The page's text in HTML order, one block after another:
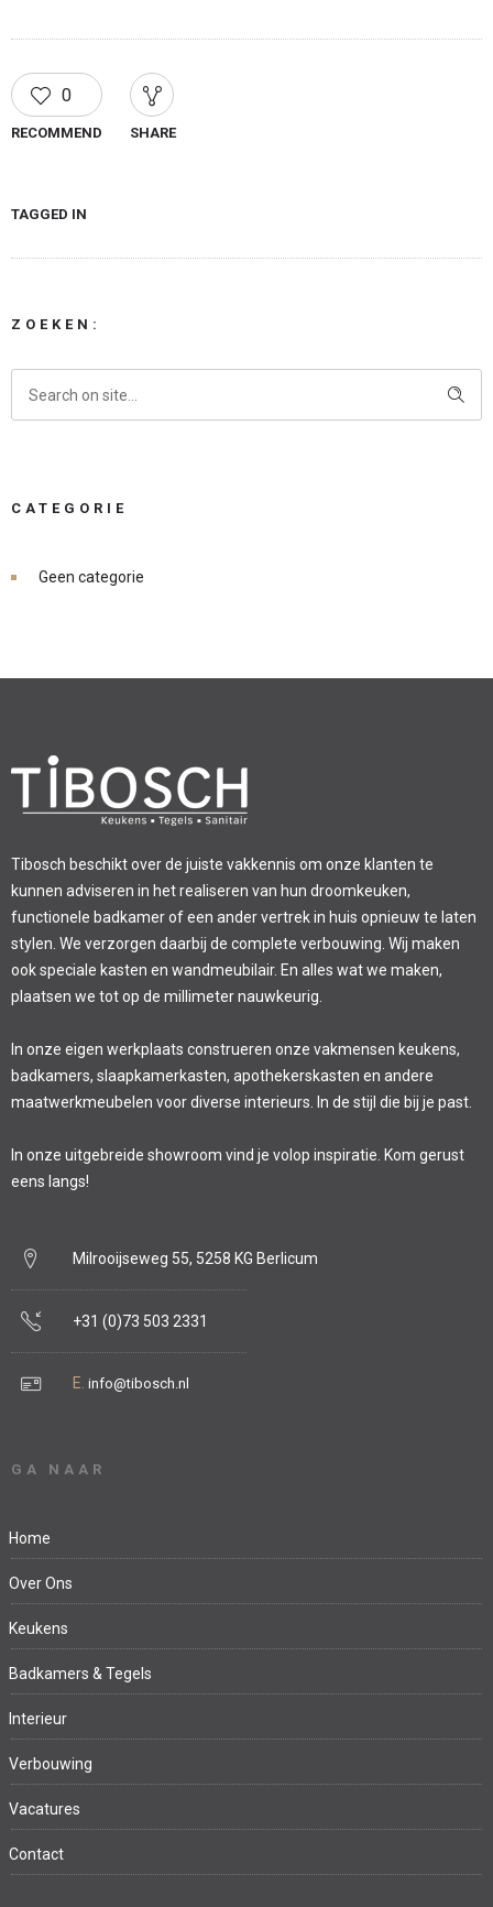
0
RECOMMEND SHARE
TAGGED IN
ZOEKEN:
CATEGORIE
Geen categorie
Tibosch beschikt over de juiste vakkennis om onze klanten te
kunnen adviseren in het realiseren van hun droomkeuken,
functionele badkamer of een ander vertrek in huis opnieuw te laten
stylen. We verzorgen daarbij de complete verbouwing. Wij maken
ook speciale kasten en wandmeubilair. En alles wat we maken,
plaatsen we tot op de millimeter nauwkeurig.
In onze eigen werkplaats construeren onze vakmensen keukens,
badkamers, slaapkamerkasten, apothekerskasten en andere
maatwerkmeubelen voor diverse interieurs. In de stijl die bij je past.
In onze uitgebreide showroom vind je volop inspiratie. Kom gerust
eens langs!
Milrooijseweg 55, 5258 KG Berlicum
+31 (0)73 503 2331
E. info@tibosch.nl
GA NAAR
Home
Over Ons
Keukens
Badkamers & Tegels
Interieur
Verbouwing
Vacatures
Contact